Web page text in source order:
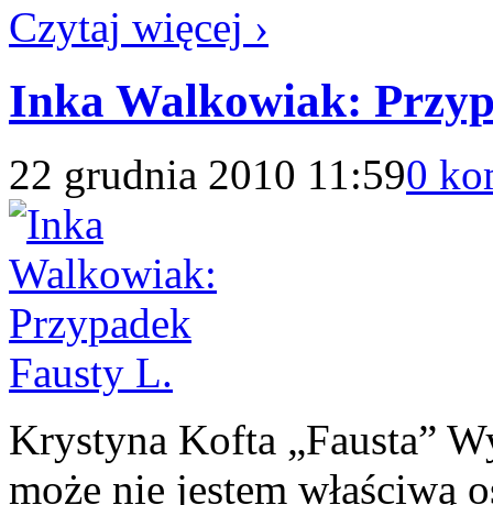
Czytaj więcej ›
Inka Walkowiak:
22 grudnia 2010 11:590
Krystyna Kofta „Fausta”
może nie jestem właściwą